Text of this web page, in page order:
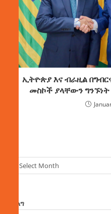
ኢትዮጵያ እና ብራዚል
መስኮች ያላቸውን
Select Month
ፈልግ